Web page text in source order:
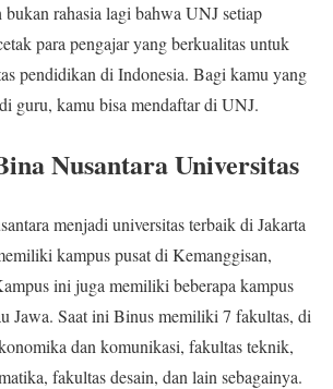
bukan rahasia lagi bahwa UNJ setiap
para pengajar yang berkualitas untuk
pendidikan di Indonesia. Bagi kamu yang
guru, kamu bisa mendaftar di UNJ.
Nusantara Universitas
menjadi universitas terbaik di Jakarta
kampus pusat di Kemanggisan,
ini juga memiliki beberapa kampus
Jawa. Saat ini Binus memiliki 7 fakultas, di
dan komunikasi, fakultas teknik,
fakultas desain, dan lain sebagainya.